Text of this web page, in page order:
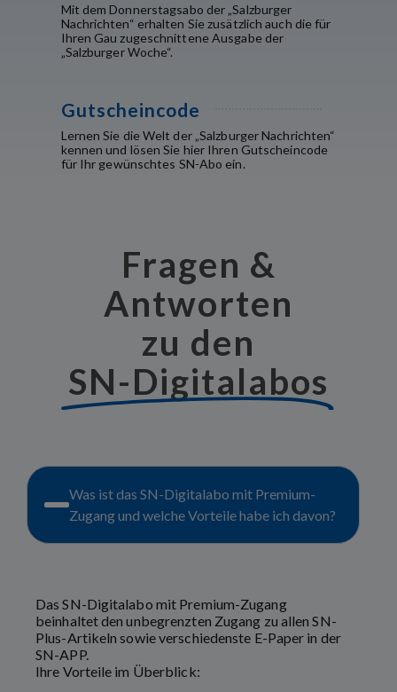
Mit dem Donnerstagsabo der „Salzburger
Nachrichten“ erhalten Sie zusätzlich auch die für
Ihren Gau zugeschnittene Ausgabe der
„Salzburger Woche“.
Gutscheincode
Lernen Sie die Welt der „Salzburger Nachrichten“
kennen und lösen Sie hier Ihren Gutscheincode
für Ihr gewünschtes SN-Abo ein.
Fragen &
Antworten
zu den
SN-Digitalabos
Was ist das SN-Digitalabo mit Premium-
Zugang und welche Vorteile habe ich davon?
Das SN-Digitalabo mit Premium-Zugang
beinhaltet den unbegrenzten Zugang zu allen SN-
Plus-Artikeln sowie verschiedenste E-Paper in der
SN-APP.
Ihre Vorteile im Überblick: